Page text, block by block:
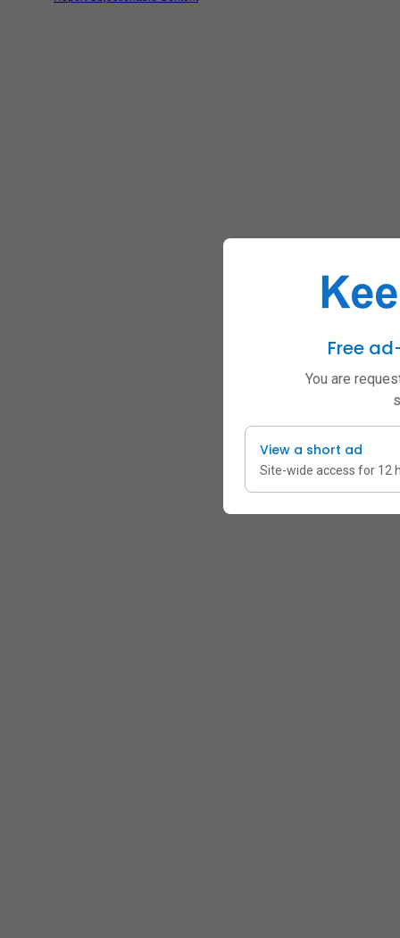
Free
You are
View a short ad
Site-wide access for 12